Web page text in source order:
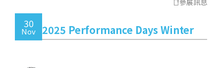
30
Nov 2025 Performance Days Winter